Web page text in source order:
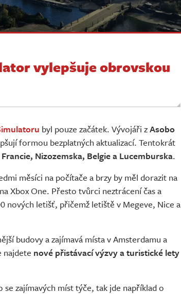
vylepšuje obrovskou
byl pouze začátek. Vývojáři zAsobo
formou bezplatných aktualizací. Tentokrát
Nizozemska, Belgie a Lucemburska.
měsíci na počítače a brzy by měl dorazit na
Xbox One. Přesto tvůrci neztrácení čas a
nových letišť, přičemž letiště v Megeve, Nice a
budovy a zajímavá místa v Amsterdamu a
najdete nové přistávací výzvy a turistické lety
se zajímavých míst týče, tak jde například o